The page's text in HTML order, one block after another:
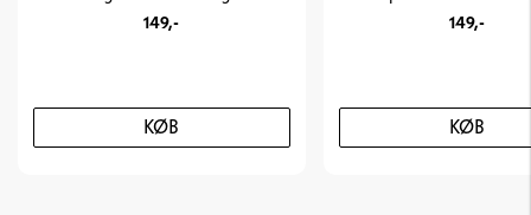
149,-
KØB
149,-
KØB